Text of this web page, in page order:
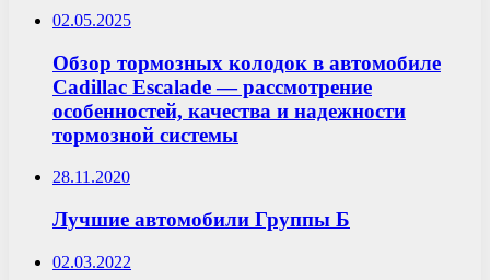
02.05.2025
Обзор тормозных колодок в автомобиле
Cadillac Escalade — рассмотрение
особенностей, качества и надежности
тормозной системы
28.11.2020
Лучшие автомобили Группы Б
02.03.2022